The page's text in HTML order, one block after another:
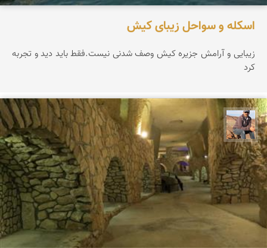
اسکله و سواحل زیبای کیش
زیبایی و آرامش جزیره کیش وصف شدنی نیست.فقط باید دید و تجربه
کرد
جمال زعیمی یزدی